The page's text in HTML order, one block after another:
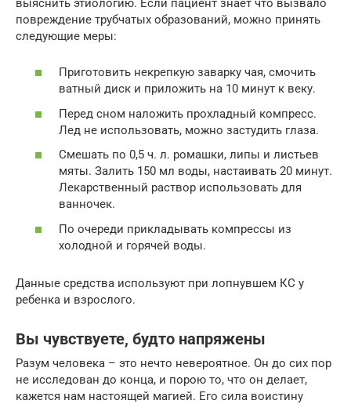
выяснить этиологию. Если пациент знает что вызвало
повреждение трубчатых образований, можно принять
следующие меры:
Приготовить некрепкую заварку чая, смочить
ватный диск и приложить на 10 минут к веку.
Перед сном наложить прохладный компресс.
Лед не использовать, можно застудить глаза.
Смешать по 0,5 ч. л. ромашки, липы и листьев
мяты. Залить 150 мл воды, настаивать 20 минут.
Лекарственный раствор использовать для
ванночек.
По очереди прикладывать компрессы из
холодной и горячей воды.
Данные средства используют при лопнувшем КС у
ребенка и взрослого.
Вы чувствуете, будто напряжены
Разум человека – это нечто невероятное. Он до сих пор
не исследован до конца, и порою то, что он делает,
кажется нам настоящей магией. Его сила воистину